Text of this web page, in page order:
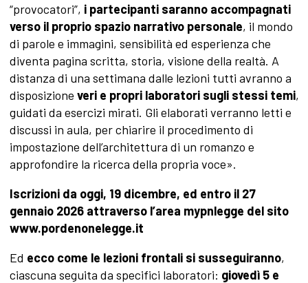
“provocatori”, i partecipanti saranno accompagnati
verso il proprio spazio narrativo personale, il mondo
di parole e immagini, sensibilità ed esperienza che
diventa pagina scritta, storia, visione della realtà. A
distanza di una settimana dalle lezioni tutti avranno a
disposizione veri e propri laboratori sugli stessi temi,
guidati da esercizi mirati. Gli elaborati verranno letti e
discussi in aula, per chiarire il procedimento di
impostazione dell’architettura di un romanzo e
approfondire la ricerca della propria voce».
Iscrizioni da oggi, 19 dicembre, ed entro il 27
gennaio 2026 attraverso l’area mypnlegge del sito
www.pordenonelegge.it
Ed ecco come le lezioni frontali si susseguiranno,
ciascuna seguita da specifici laboratori: giovedì 5 e